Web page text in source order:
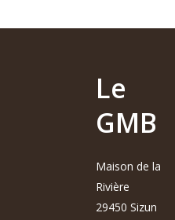
Le
GMB
Maison de la
Rivière
29450 Sizun